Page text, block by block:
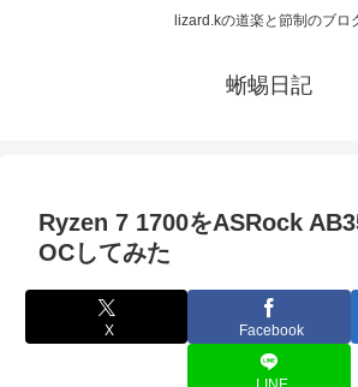
lizard.kの道楽と節制のブロ
蜥蜴日記
Ryzen 7 1700をASRock
OCしてみた
X Facebook